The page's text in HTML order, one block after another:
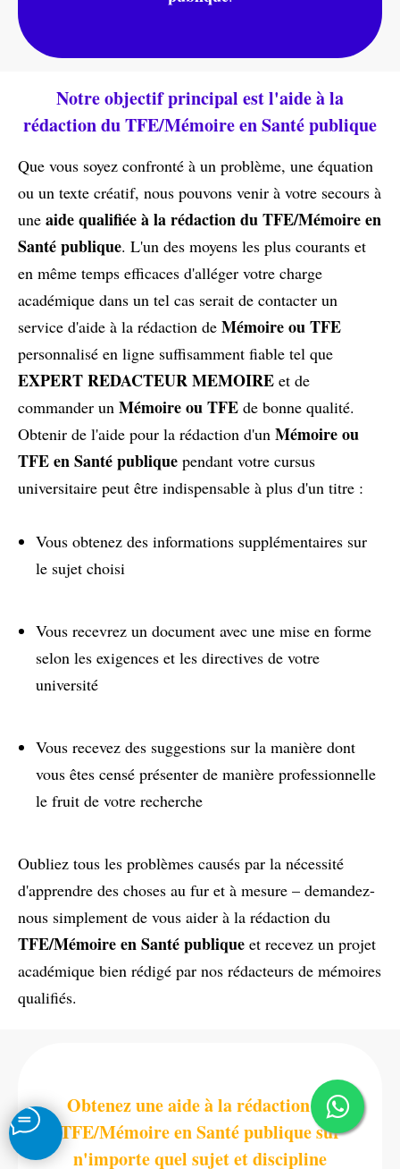
Notre objectif principal est l'aide à la
rédaction du TFE/Mémoire en Santé publique
Que vous soyez confronté à un problème, une équation
ou un texte créatif, nous pouvons venir à votre secours à
une aide qualifiée à la rédaction du TFE/Mémoire en
Santé publique. L'un des moyens les plus courants et
en même temps efficaces d'alléger votre charge
académique dans un tel cas serait de contacter un
service d'aide à la rédaction de Mémoire ou TFE
personnalisé en ligne suffisamment fiable tel que
EXPERT REDACTEUR MEMOIRE et de
commander un Mémoire ou TFE de bonne qualité.
Obtenir de l'aide pour la rédaction d'un Mémoire ou
TFE en Santé publique pendant votre cursus
universitaire peut être indispensable à plus d'un titre :
Vous obtenez des informations supplémentaires sur
le sujet choisi
Vous recevrez un document avec une mise en forme
selon les exigences et les directives de votre
université
Vous recevez des suggestions sur la manière dont
vous êtes censé présenter de manière professionnelle
le fruit de votre recherche
Oubliez tous les problèmes causés par la nécessité
d'apprendre des choses au fur et à mesure – demandez-
nous simplement de vous aider à la rédaction du
TFE/Mémoire en Santé publique et recevez un projet
académique bien rédigé par nos rédacteurs de mémoires
qualifiés.
Obtenez une aide à la rédaction du
TFE/Mémoire en Santé publique sur
n'importe quel sujet et discipline